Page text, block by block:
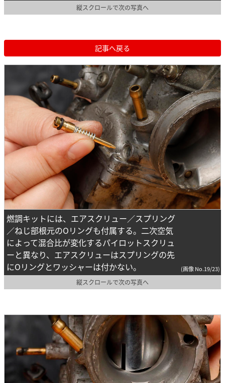
縦スクロールで次の写真へ
記事へ戻る
燃調キットには、エアスクリュー／スプリング
／ねじ部根元のOリングも付属する。二次空気
によって混合比が変化するパイロットスクリュ
ーと異なり、エアスクリューはスプリングの先
にOリングとワッシャーは付かない。
(画像 No.19/23)
縦スクロールで次の写真へ